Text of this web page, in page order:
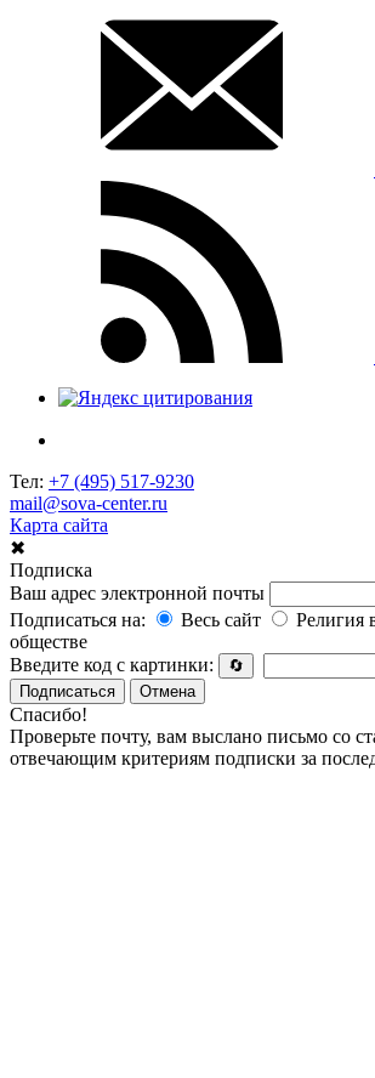
Тел: +7 (495) 517-9230
mail@sova-center.ru
Карта сайта
✖
Подписка
Ваш адрес электронной почты
Подписаться на:
Весь сайт
Религия
обществе
Введите код с картинки:
🔄
Подписаться
Отмена
Спасибо!
Проверьте почту, вам выслано письмо со
отвечающим критериям подписки за